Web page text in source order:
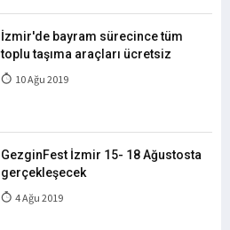
İzmir'de bayram sürecince tüm
toplu taşıma araçları ücretsiz
10 Ağu 2019
GezginFest İzmir 15- 18 Ağustosta
gerçekleşecek
4 Ağu 2019